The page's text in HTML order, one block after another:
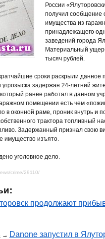
России
получил сообщение
имущества из
принадлежащего
заведений города
Материальный
тысяч рублей.
сроки раскрыли данное
задержан 24-летний
ранее работал в данном
помещении есть чем
в оконной раме, проник внутрь и
трактора топливный
Задержанный признал свою
имущество изъято.
уголовное дело.
crime/29110/
продолжают
→ Danone запустил в